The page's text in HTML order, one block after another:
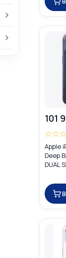
101
☆☆☆
Apple
Deep
DUAL